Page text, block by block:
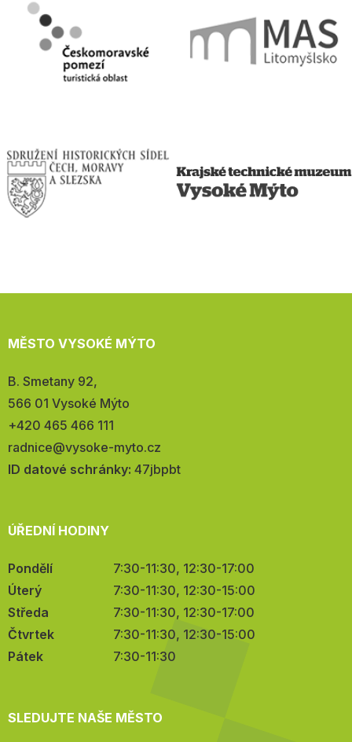
MĚSTO VYSOKÉ MÝTO
Adresa:
B. Smetany 92,
566 01 Vysoké Mýto
Telefon:
+420 465 466 111
E-
mail:
radnice@vysoke-myto.cz
ID datové schránky: 47jbpbt
ÚŘEDNÍ HODINY
Pondělí
7:30-11:30, 12:30-17:00
Úterý
7:30-11:30, 12:30-15:00
Středa
7:30-11:30, 12:30-17:00
Čtvrtek
7:30-11:30, 12:30-15:00
Pátek
7:30-11:30
SLEDUJTE NAŠE MĚSTO